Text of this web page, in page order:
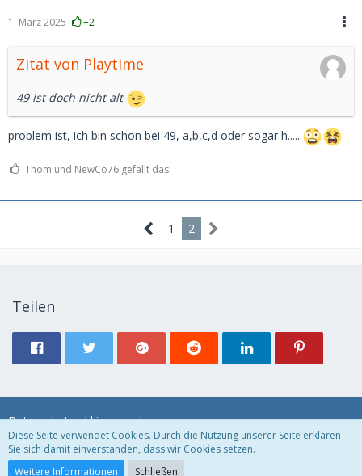
1. März 2025 +2
Zitat von Playtime
49 ist doch nicht alt
problem ist, ich bin schon bei 49, a,b,c,d oder sogar h......
Thom und NewCo76 gefällt das.
1 2
Teilen
Datenschutzerklärung Impressum
Community-Software:
Diese Seite verwendet Cookies. Durch die Nutzung unserer Seite erklären
Sie sich damit einverstanden, dass wir Cookies setzen.
Weitere Informationen
Schließen